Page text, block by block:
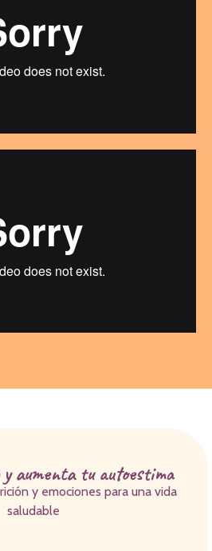
aumenta tu autoestima
y emociones para una vida
saludable